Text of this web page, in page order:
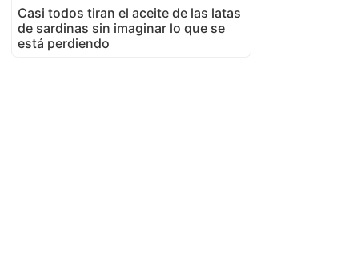
Casi todos tiran el aceite de las latas
de sardinas sin imaginar lo que se
está perdiendo